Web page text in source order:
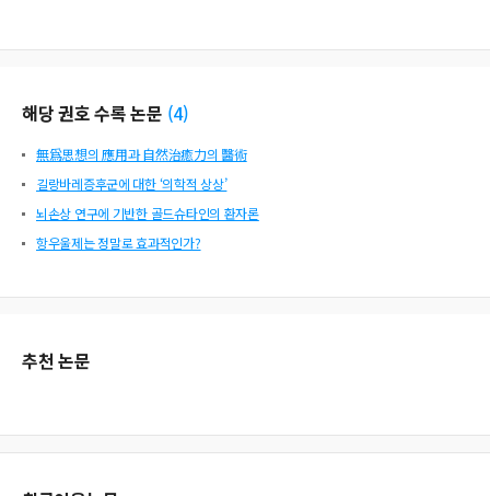
해당 권호 수록 논문 (4)
無爲思想의 應用과 自然治癒力의 醫術
길랑바레증후군에 대한 ‘의학적 상상’
뇌손상 연구에 기반한 골드슈타인의 환자론
항우울제는 정말로 효과적인가?
추천 논문